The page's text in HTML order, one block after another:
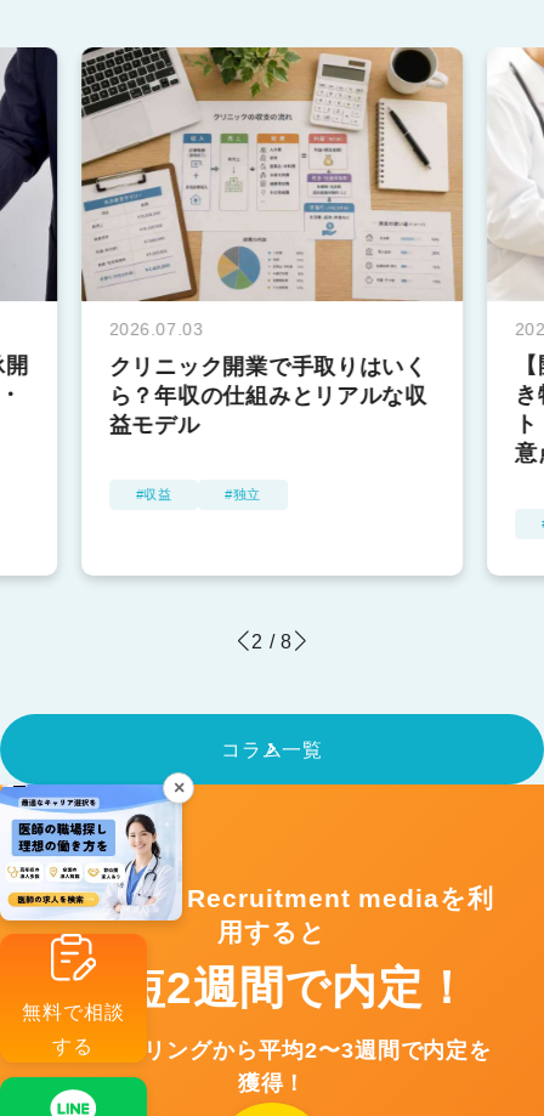
2026.07.03
クリニック開業で手取りはいく
ら？年収の仕組みとリアルな収
益モデル
収益 独立
意
2 /8
コラム一覧
×
無料で相談
する
Fullswing Recruitment mediaを利
用すると
最短2週間で内定！
カウンセリングから平均2〜3週間で内定を
獲得！